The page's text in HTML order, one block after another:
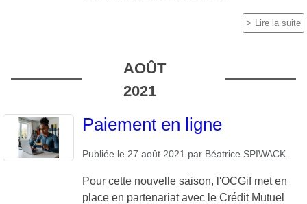
Lire la suite
AOÛT
2021
Paiement en ligne
Publiée le 27 août 2021 par Béatrice SPIWACK
Pour cette nouvelle saison, l'OCGif met en
place en partenariat avec le Crédit Mutuel